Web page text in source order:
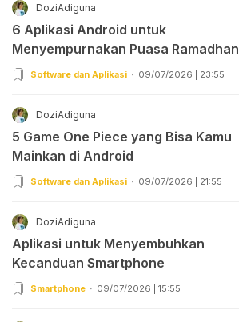
DoziAdiguna
6 Aplikasi Android untuk
Menyempurnakan Puasa Ramadhan
Software dan Aplikasi 09/07/2026 | 23:55
DoziAdiguna
5 Game One Piece yang Bisa Kamu
Mainkan di Android
Software dan Aplikasi 09/07/2026 | 21:55
DoziAdiguna
Aplikasi untuk Menyembuhkan
Kecanduan Smartphone
Smartphone 09/07/2026 | 15:55